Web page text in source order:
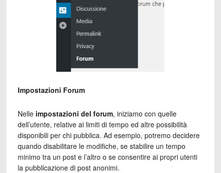
Impostazioni Forum
Nelle impostazioni del forum, iniziamo con quelle
dell’utente, relative ai limiti di tempo ed altre possibilità
disponibili per chi pubblica. Ad esempio, potremo decidere
quando disabilitare le modifiche, se stabilire un tempo
minimo tra un post e l’altro o se consentire ai propri utenti
la pubblicazione di post anonimi.